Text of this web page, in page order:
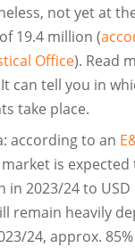
not yet at
19.4 million (
Office). Read
can tell you in
take place.
according to an
is
in 2023/24 to
remain heavily
24, approx.